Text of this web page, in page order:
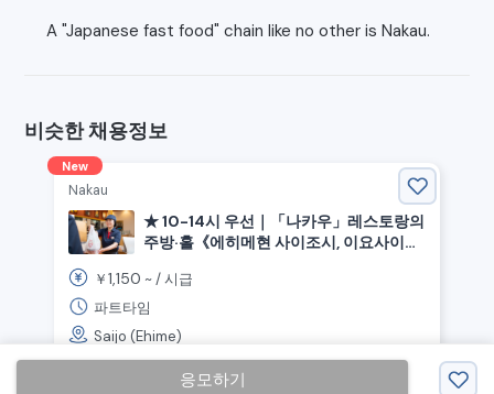
응모하기
A "Japanese fast food" chain like no other is Nakau.
비슷한 채용정보
New
Nakau
★ 10-14시 우선｜「나카우」레스토랑의
주방·홀《에히메현 사이조시, 이요사이조
￥1,150 ~ /시급
파트타임
Saijo (Ehime)